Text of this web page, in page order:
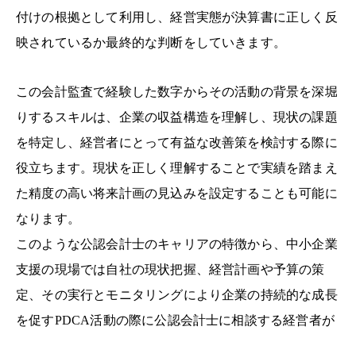
付けの根拠として利用し、経営実態が決算書に正しく反
映されているか最終的な判断をしていきます。
この会計監査で経験した数字からその活動の背景を深堀
りするスキルは、企業の収益構造を理解し、現状の課題
を特定し、経営者にとって有益な改善策を検討する際に
役立ちます。現状を正しく理解することで実績を踏まえ
た精度の高い将来計画の見込みを設定することも可能に
なります。
このような公認会計士のキャリアの特徴から、中小企業
支援の現場では自社の現状把握、経営計画や予算の策
定、その実行とモニタリングにより企業の持続的な成長
を促すPDCA活動の際に公認会計士に相談する経営者が